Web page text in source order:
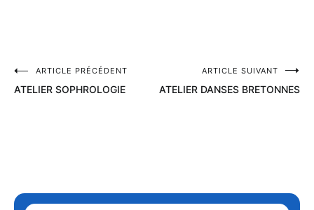
ARTICLE PRÉCÉDENT
ATELIER SOPHROLOGIE
ARTICLE SUIVANT
ATELIER DANSES BRETONNES